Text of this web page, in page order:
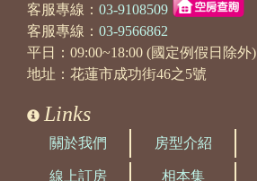
客服專線： 03-9108509
客服專線： 03-9566862
平日：09:00~18:00 (國定例假日除外)
地址：花蓮市成功街46之5號
Links
關於我們 房型介紹
線上訂房 相本集